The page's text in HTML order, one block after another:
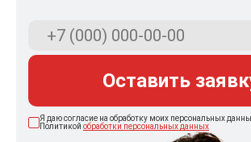
Оставить
Я даю согласие на обработку моих персональных
Политикой обработки персональных данных